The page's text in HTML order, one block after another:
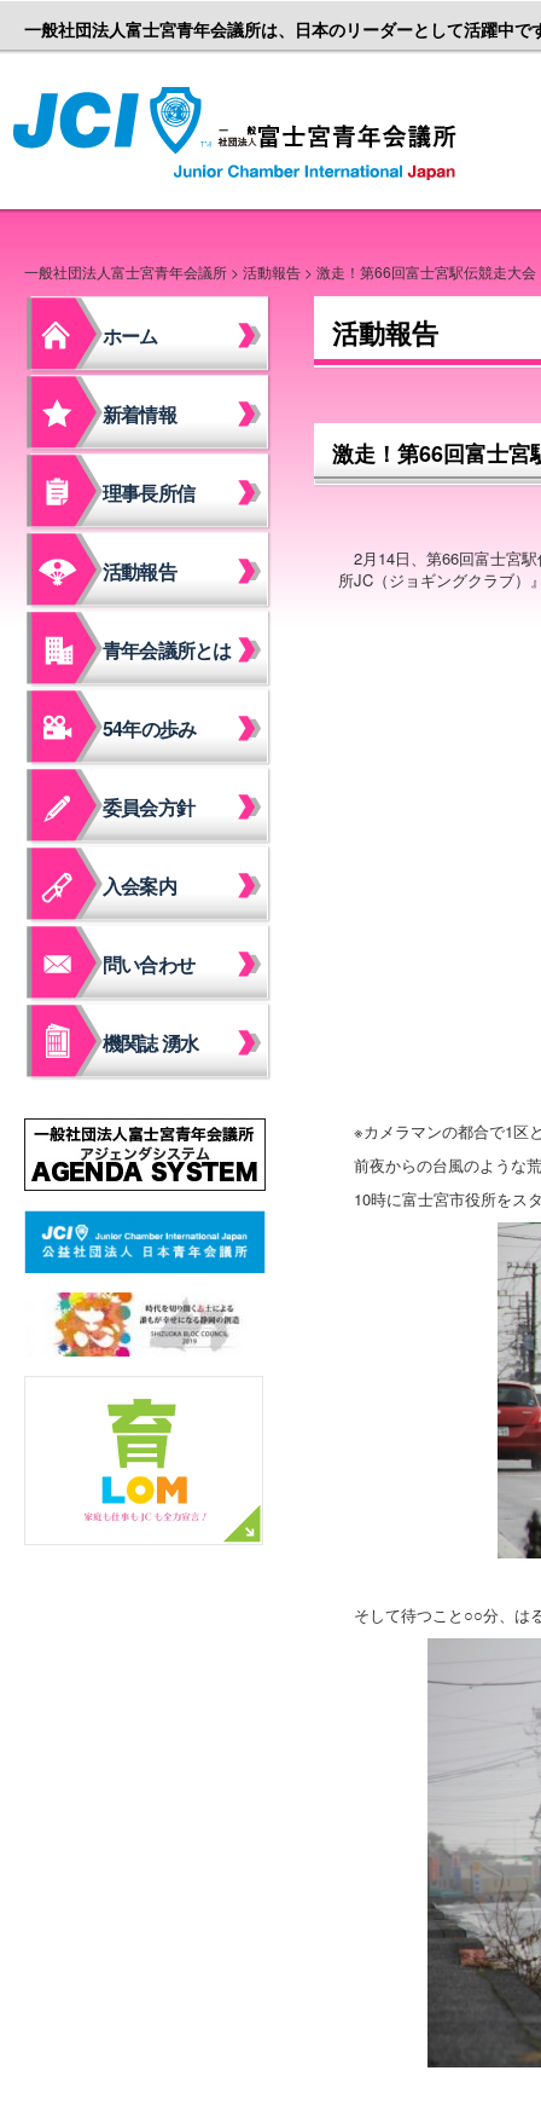
一般社団法人富士宮青年会議所は、日本のリーダーとして活躍中で
一般社団法人富士宮青年会議所 > 活動報告 > 激走！第66回富士宮駅伝競走大会
ホーム
新着情報
理事長所信
活動報告
青年会議所とは
54年の歩み
委員会方針
入会案内
問い合わせ
機関誌 湧水
活動報告
激走！第66回富士宮
2月14日、第66回富士宮
所JC（ジョギングクラブ）
※カメラマンの都合で1区
前夜からの台風のような
10時に富士宮市役所をス
そして待つこと○○分、は